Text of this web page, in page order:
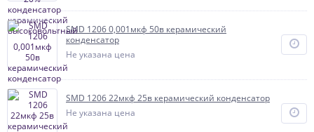
SMD 1206 0,001мкф 50в керамический
конденсатор
Не указана цена
SMD 1206 22мкф 25в керамический конденсатор
Не указана цена